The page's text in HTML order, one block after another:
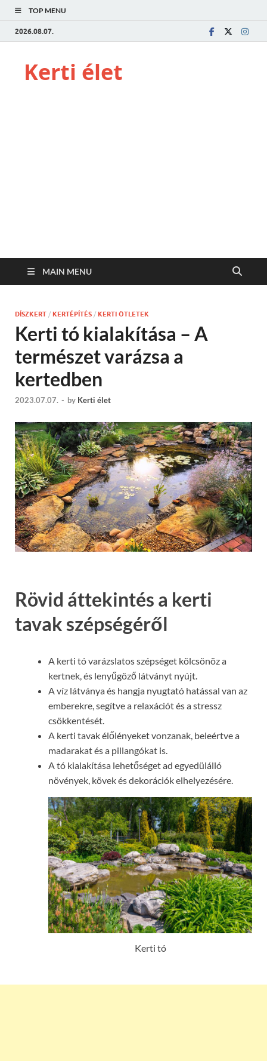
TOP MENU
2026.08.07.
Kerti élet
MAIN MENU
DÍSZKERT / KERTÉPÍTÉS / KERTI ÖTLETEK
Kerti tó kialakítása – A
természet varázsa a
kertedben
2023.07.07. - by Kerti élet
Rövid áttekintés a kerti
tavak szépségéről
A kerti tó varázslatos szépséget kölcsönöz a
kertnek, és lenyűgöző látványt nyújt.
A víz látványa és hangja nyugtató hatással van az
emberekre, segítve a relaxációt és a stressz
csökkentését.
A kerti tavak élőlényeket vonzanak, beleértve a
madarakat és a pillangókat is.
A tó kialakítása lehetőséget ad egyedülálló
növények, kövek és dekorációk elhelyezésére.
Kerti tó